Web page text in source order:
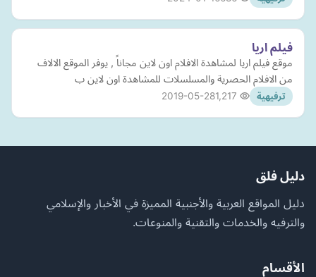
فيلم اريا
موقع فيلم اريا لمشاهدة الافلام اون لاين مجاناً , يوفر الموقع الالاف
من الافلام الحصرية والمسلسلات للمشاهدة اون لاين ب
ترفيهية 2019-05-28
دليل فلق
دليل المواقع العربية والأجنبية المميزة في الأخبار والإسلامي
والترفيه والخدمات والتقنية والمنوعات.
الأقسام